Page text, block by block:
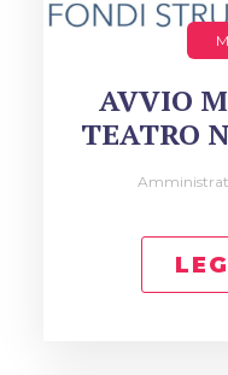
AVVIO
TEATRO